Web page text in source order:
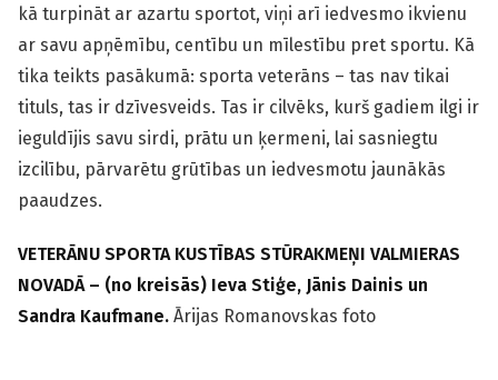
kā turpināt ar azartu sportot, viņi arī iedvesmo ikvienu
ar savu apņēmību, centību un mīlestību pret sportu. Kā
tika teikts pasākumā: sporta veterāns – tas nav tikai
tituls, tas ir dzīvesveids. Tas ir cilvēks, kurš gadiem ilgi ir
ieguldījis savu sirdi, prātu un ķermeni, lai sasniegtu
izcilību, pārvarētu grūtības un iedvesmotu jaunākās
paaudzes.
VETERĀNU SPORTA KUSTĪBAS STŪRAKMEŅI VALMIERAS
NOVADĀ – (no kreisās) Ieva Stiģe, Jānis Dainis un
Sandra Kaufmane. Ārijas Romanovskas foto